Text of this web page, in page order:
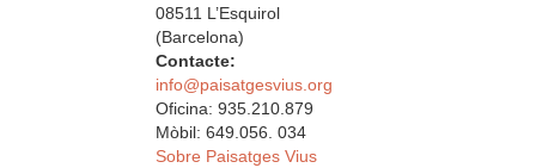
08511 L’Esquirol
(Barcelona)
Contacte:
info@paisatgesvius.org
Oficina: 935.210.879
Mòbil: 649.056. 034
Sobre Paisatges Vius